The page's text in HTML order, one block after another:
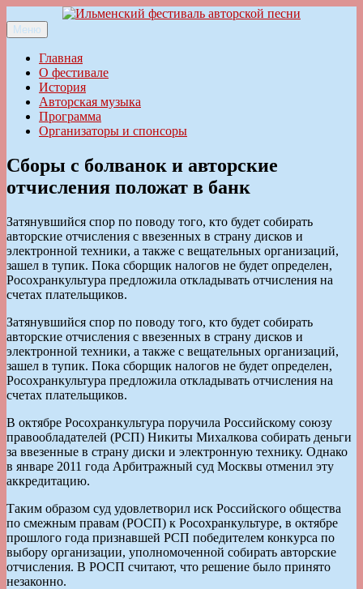
к
содержимому
Ильменский фестиваль авторской песни
Меню
Главная
О фестивале
История
Авторская музыка
Программа
Организаторы и спонсоры
Сборы с болванок и авторские
отчисления положат в банк
Затянувшийся спор по поводу того, кто будет собирать
авторские отчисления с ввезенных в страну дисков и
электронной техники, а также с вещательных организаций,
зашел в тупик. Пока сборщик налогов не будет определен,
Росохранкультура предложила откладывать отчисления на
счетах плательщиков.
Затянувшийся спор по поводу того, кто будет собирать
авторские отчисления с ввезенных в страну дисков и
электронной техники, а также с вещательных организаций,
зашел в тупик. Пока сборщик налогов не будет определен,
Росохранкультура предложила откладывать отчисления на
счетах плательщиков.
В октябре Росохранкультура поручила Российскому союзу
правообладателей (РСП) Никиты Михалкова собирать деньги
за ввезенные в страну диски и электронную технику. Однако
в январе 2011 года Арбитражный суд Москвы отменил эту
аккредитацию.
Таким образом суд удовлетворил иск Российского общества
по смежным правам (РОСП) к Росохранкультуре, в октябре
прошлого года признавшей РСП победителем конкурса по
выбору организации, уполномоченной собирать авторские
отчисления. В РОСП считают, что решение было принято
незаконно.